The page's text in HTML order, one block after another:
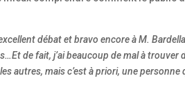
débat et bravo encore à M.
de fait, j’ai beaucoup de mal à trouver
autres, mais c’est à priori, une